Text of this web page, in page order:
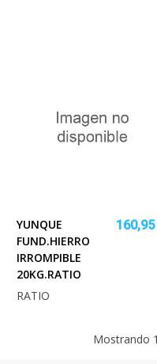
YUNQUE
FUND.HIERRO
IRROMPIBLE
20KG.RATIO
RATIO
Mostrando 1